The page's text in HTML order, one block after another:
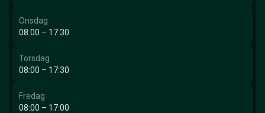
Onsdag
08:00 – 17:30
Torsdag
08:00 – 17:30
Fredag
08:00 – 17:00